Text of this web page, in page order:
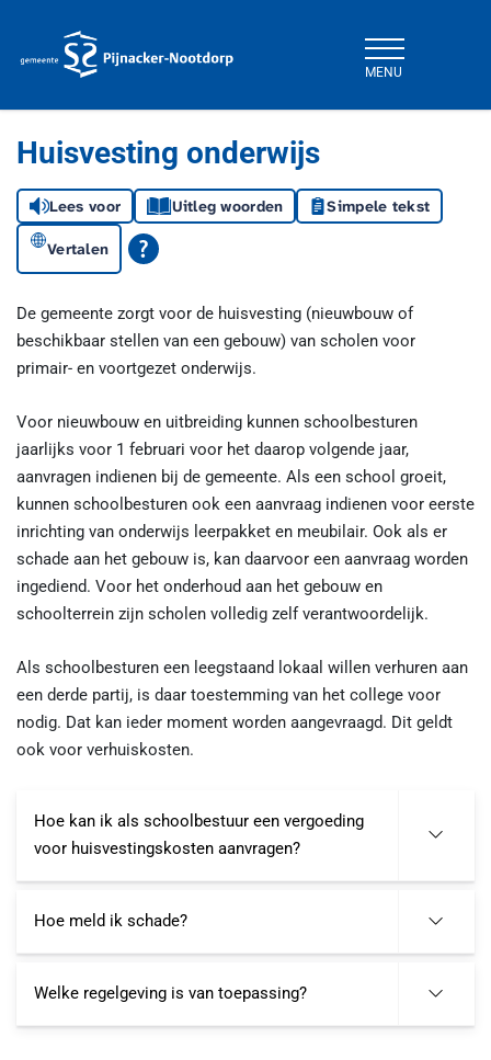
MENU
Huisvesting onderwijs
Lees voor Uitleg woorden Simpele tekst
Vertalen
De gemeente zorgt voor de huisvesting (nieuwbouw of
beschikbaar stellen van een gebouw) van scholen voor
primair- en voortgezet onderwijs.
Voor nieuwbouw en uitbreiding kunnen schoolbesturen
jaarlijks voor 1 februari voor het daarop volgende jaar,
aanvragen indienen bij de gemeente. Als een school groeit,
kunnen schoolbesturen ook een aanvraag indienen voor eerste
inrichting van onderwijs leerpakket en meubilair. Ook als er
schade aan het gebouw is, kan daarvoor een aanvraag worden
ingediend. Voor het onderhoud aan het gebouw en
schoolterrein zijn scholen volledig zelf verantwoordelijk.
Als schoolbesturen een leegstaand lokaal willen verhuren aan
een derde partij, is daar toestemming van het college voor
nodig. Dat kan ieder moment worden aangevraagd. Dit geldt
ook voor verhuiskosten.
Hoe kan ik als schoolbestuur een vergoeding
voor huisvestingskosten aanvragen?
Hoe meld ik schade?
Welke regelgeving is van toepassing?